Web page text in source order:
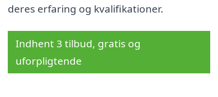
deres erfaring og kvalifikationer.
Indhent 3 tilbud, gratis og
uforpligtende